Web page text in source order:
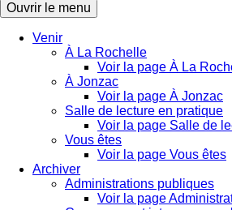
Ouvrir le menu
Venir
À La Rochelle
Voir la page À La
À Jonzac
Voir la page À Jonzac
Salle de lecture en pratique
Voir la page Salle de
Vous êtes
Voir la page Vous êtes
Archiver
Administrations publiques
Voir la page